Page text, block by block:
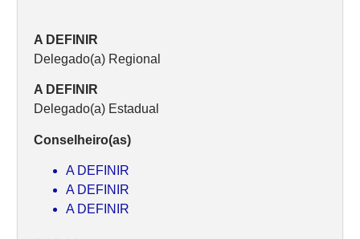
A DEFINIR
Delegado(a) Regional
A DEFINIR
Delegado(a) Estadual
Conselheiro(as)
A DEFINIR
A DEFINIR
A DEFINIR